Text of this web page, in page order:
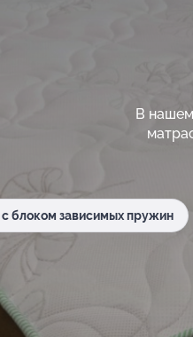
В
блоком зависимых пружин